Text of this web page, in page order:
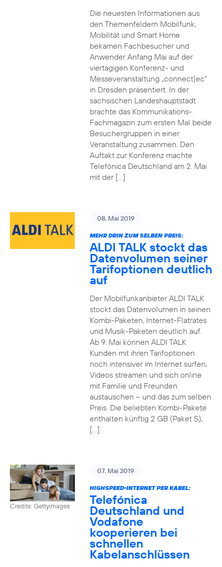
Die neuesten Informationen aus
den Themenfeldern Mobilfunk,
Mobilität und Smart Home
bekamen Fachbesucher und
Anwender Anfang Mai auf der
viertägigen Konferenz- und
Messeveranstaltung „connect|ec“
in Dresden präsentiert. In der
sächsischen Landeshauptstadt
brachte das Kommunikations-
Fachmagazin zum ersten Mal beide
Besuchergruppen in einer
Veranstaltung zusammen. Den
Auftakt zur Konferenz machte
Telefónica Deutschland am 2. Mai
mit der […]
08. Mai 2019
MEHR DRIN ZUM SELBEN PREIS:
ALDI TALK stockt das
Datenvolumen seiner
Tarifoptionen deutlich
auf
Der Mobilfunkanbieter ALDI TALK
stockt das Datenvolumen in seinen
Kombi-Paketen, Internet-Flatrates
und Musik-Paketen deutlich auf.
Ab 9. Mai können ALDI TALK
Kunden mit ihren Tarifoptionen
noch intensiver im Internet surfen,
Videos streamen und sich online
mit Familie und Freunden
austauschen – und das zum selben
Preis. Die beliebten Kombi-Pakete
enthalten künftig 2 GB (Paket S),
[…]
Credits: Gettyimages
07. Mai 2019
HIGHSPEED-INTERNET PER KABEL:
Telefónica
Deutschland und
Vodafone
kooperieren bei
schnellen
Kabelanschlüssen